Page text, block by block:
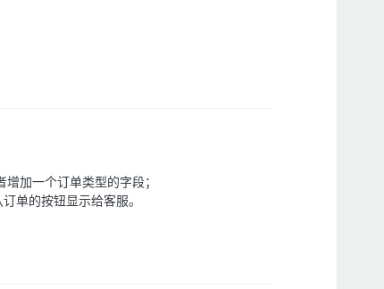
加一个订单类型的字段；
单的按钮显示给客服。